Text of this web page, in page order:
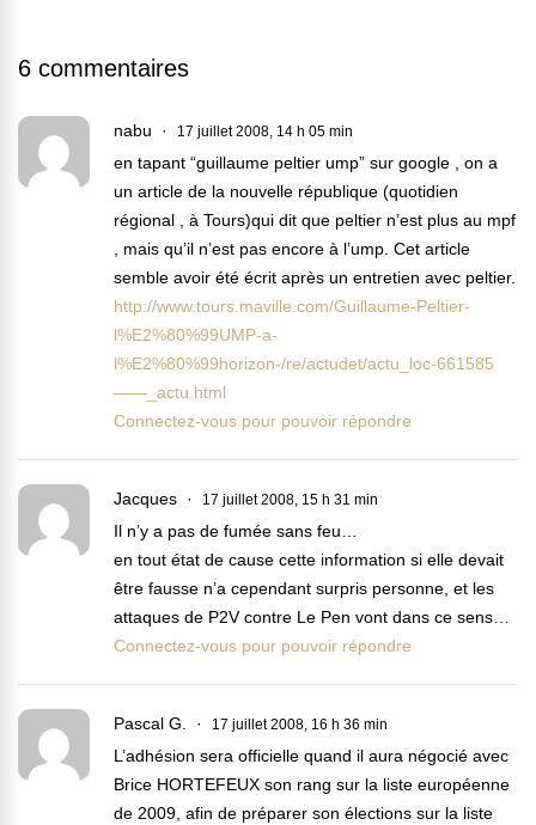
6 commentaires
nabu 17 juillet 2008, 14 h 05 min
en tapant “guillaume peltier ump” sur google , on a
un article de la nouvelle république (quotidien
régional , à Tours)qui dit que peltier n’est plus au mpf
, mais qu’il n’est pas encore à l’ump. Cet article
semble avoir été écrit après un entretien avec peltier.
http://www.tours.maville.com/Guillaume-Peltier-
l%E2%80%99UMP-a-
l%E2%80%99horizon-/re/actudet/actu_loc-661585
——_actu.html
Connectez-vous pour pouvoir répondre
Jacques 17 juillet 2008, 15 h 31 min
Il n’y a pas de fumée sans feu…
en tout état de cause cette information si elle devait
être fausse n’a cependant surpris personne, et les
attaques de P2V contre Le Pen vont dans ce sens…
Connectez-vous pour pouvoir répondre
Pascal G. 17 juillet 2008, 16 h 36 min
L’adhésion sera officielle quand il aura négocié avec
Brice HORTEFEUX son rang sur la liste européenne
de 2009, afin de préparer son élections sur la liste